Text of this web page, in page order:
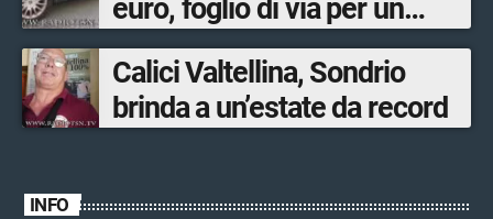
euro, foglio di via per un
ventinovenne
Calici Valtellina, Sondrio
brinda a un’estate da record
INFO